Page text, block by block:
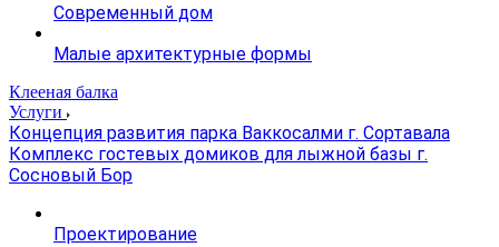
Современный дом
Малые архитектурные формы
Клееная балка
Услуги
Концепция развития парка Ваккосалми г. Сортавала
Комплекс гостевых домиков для лыжной базы г.
Сосновый Бор
Проектирование